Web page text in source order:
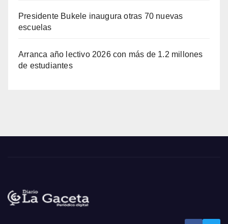
Presidente Bukele inaugura otras 70 nuevas
escuelas
Arranca año lectivo 2026 con más de 1.2 millones
de estudiantes